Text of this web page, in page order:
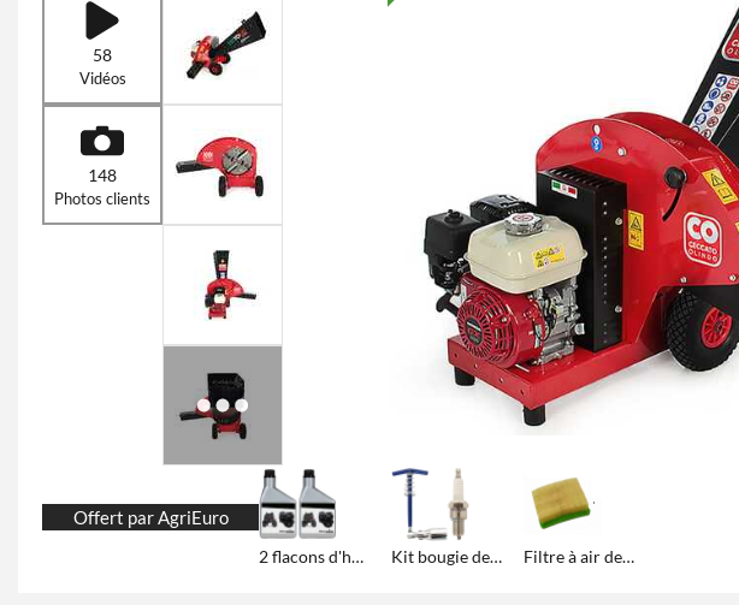
58
Vidéos
148
Photos clients
Offert par AgriEuro
2 flacons d'huile de 600 ml Kit bougie de rechange Filtre à air de rechange